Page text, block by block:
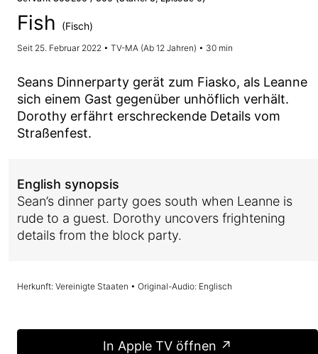
Fish (Fisch)
Seit 25. Februar 2022 • TV-MA (Ab 12 Jahren) • 30 min
Seans Dinnerparty gerät zum Fiasko, als Leanne
sich einem Gast gegenüber unhöflich verhält.
Dorothy erfährt erschreckende Details vom
Straßenfest.
English synopsis
Sean’s dinner party goes south when Leanne is
rude to a guest. Dorothy uncovers frightening
details from the block party.
Herkunft: Vereinigte Staaten • Original-Audio: Englisch
In Apple TV öffnen ↗